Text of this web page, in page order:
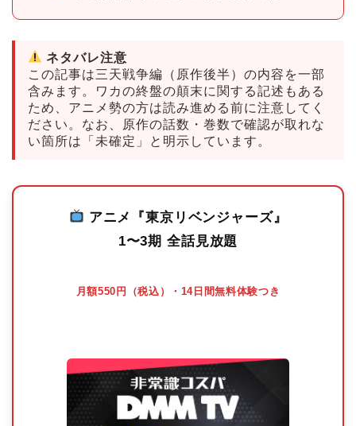
ネタバレ注意
この記事は三天戦争編（原作後半）の内容を一部
含みます。ワカの終盤の顛末に関する記述もある
ため、アニメ勢の方は読み進める前に注意してく
ださい。なお、原作の話数・巻数で確認が取れな
い箇所は「未確定」と明示しています。
アニメ『東京リベンジャーズ』
1〜3期 全話見放題
月額550円（税込）・14日間無料体験つき